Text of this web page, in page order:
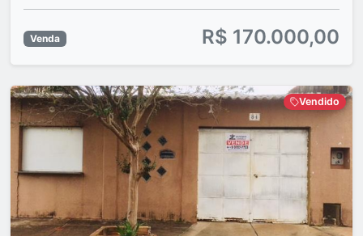
Venda R$ 170.000,00
Vendido